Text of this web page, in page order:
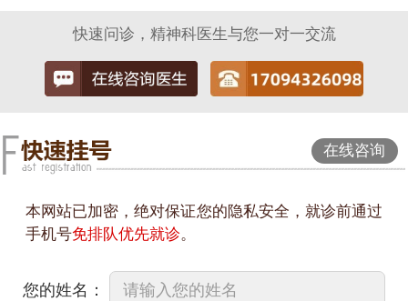
快速问诊，精神科医生与您一对一交流
在线咨询
本网站已加密，绝对保证您的隐私安全，就诊前通过
手机号免排队优先就诊。
您的姓名：